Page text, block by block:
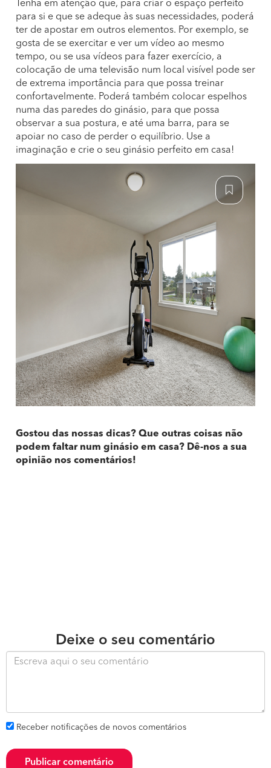
Tenha em atenção que, para criar o espaço perfeito
para si e que se adeque às suas necessidades, poderá
ter de apostar em outros elementos. Por exemplo, se
gosta de se exercitar e ver um vídeo ao mesmo
tempo, ou se usa vídeos para fazer exercício, a
colocação de uma televisão num local visível pode ser
de extrema importância para que possa treinar
confortavelmente. Poderá também colocar espelhos
numa das paredes do ginásio, para que possa
observar a sua postura, e até uma barra, para se
apoiar no caso de perder o equilíbrio. Use a
imaginação e crie o seu ginásio perfeito em casa!
Gostou das nossas dicas? Que outras coisas não
podem faltar num ginásio em casa? Dê-nos a sua
opinião nos comentários!
Deixe o seu comentário
Receber notificações de novos comentários
Publicar comentário